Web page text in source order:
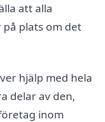
att alla
plats om det
hjälp med hela
delar av den,
inom